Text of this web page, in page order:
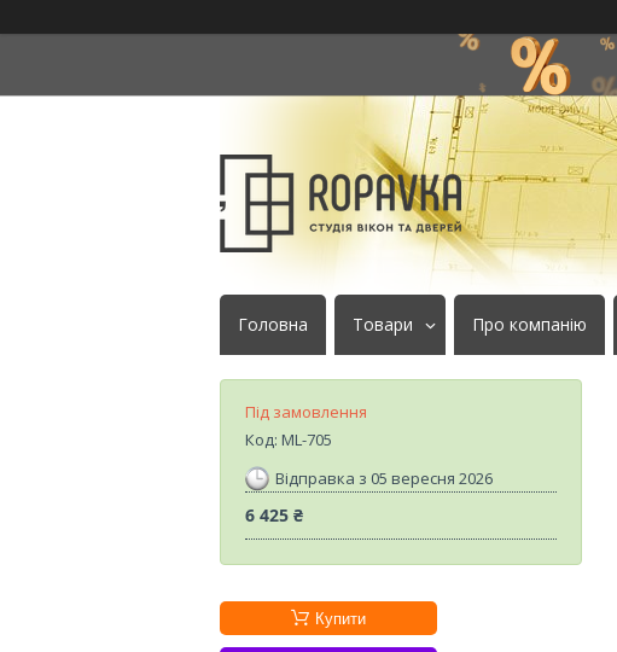
Головна Товари Про компанію
Під замовлення
Код: ML-705
Відправка з 05 вересня 2026
6 425 ₴
Купити